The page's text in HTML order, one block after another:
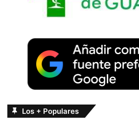
Los + Populares